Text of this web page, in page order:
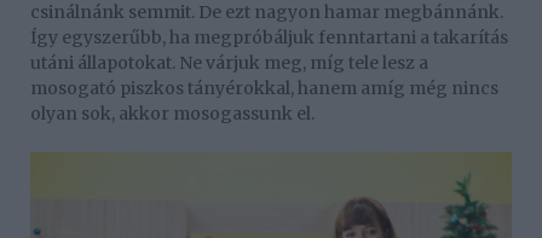
csinálnánk semmit. De ezt nagyon hamar megbánnánk.
Így egyszerűbb, ha megpróbáljuk fenntartani a takarítás
utáni állapotokat. Ne várjuk meg, míg tele lesz a
mosogató piszkos tányérokkal, hanem amíg még nincs
olyan sok, akkor mosogassunk el.